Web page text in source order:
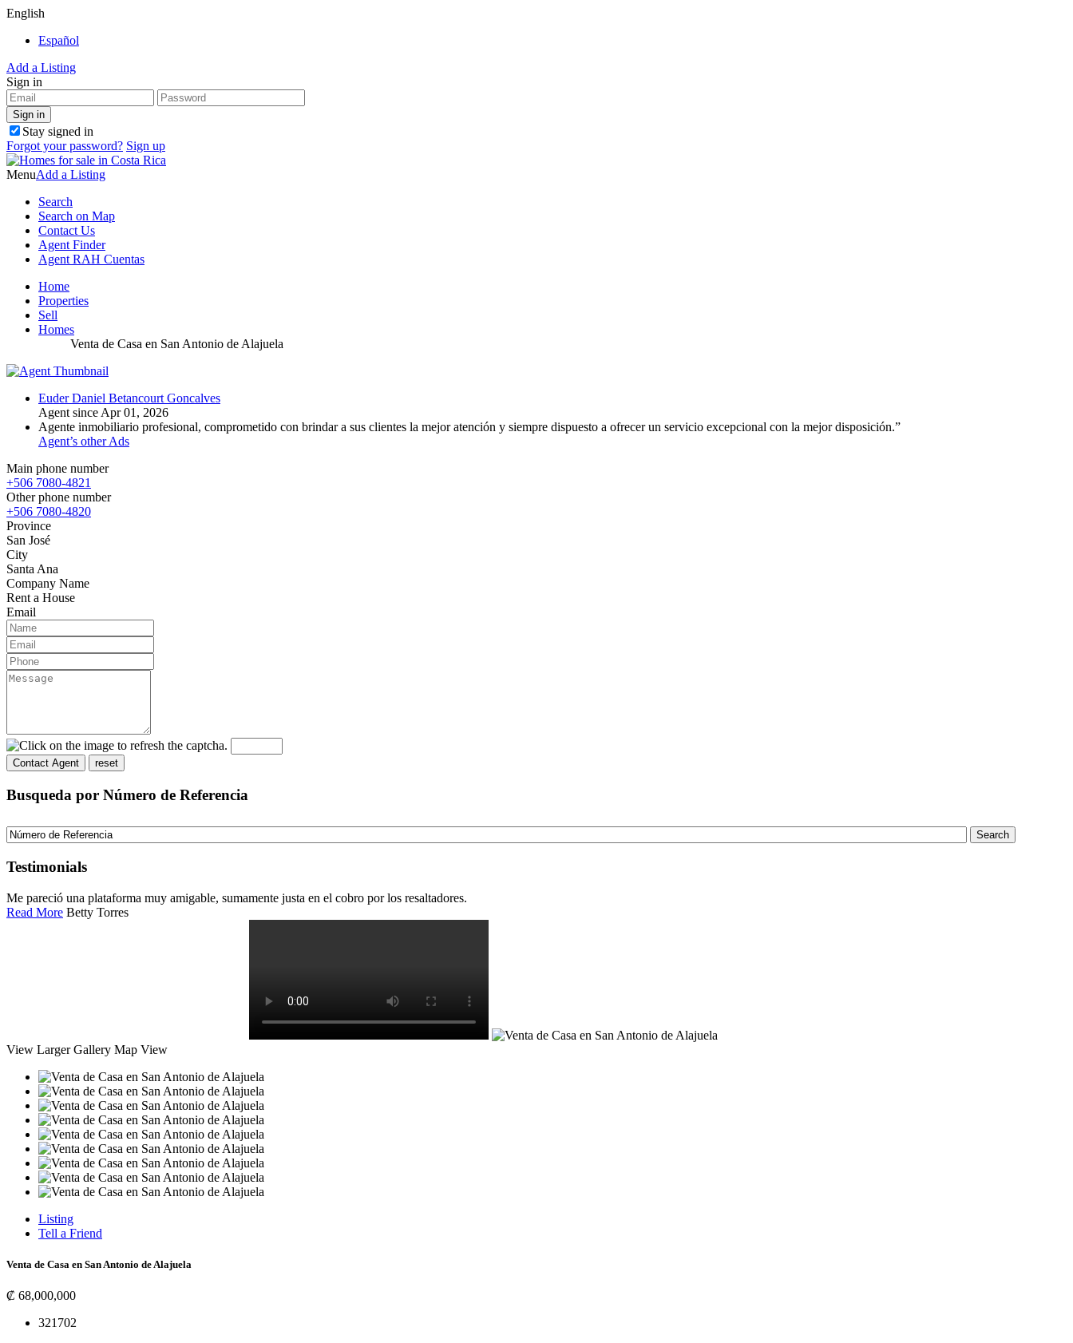
English
Español
Add a Listing
Sign in
Stay signed in
Forgot your password? Sign up
MenuAdd a Listing
Search
Search on Map
Contact Us
Agent Finder
Agent RAH Cuentas
Home
Properties
Sell
Homes
Venta de Casa en San Antonio de Alajuela
Euder Daniel Betancourt Goncalves
Agent since Apr 01, 2026
Agente inmobiliario profesional, comprometido con brindar a sus clientes la mejor atención y siempre dispuesto a ofrecer un servicio excepcional con la mejor disposición.”
Agent’s other Ads
Main phone number
+506 7080-4821
Other phone number
+506 7080-4820
Province
San José
City
Santa Ana
Company Name
Rent a House
Email
Busqueda por Número de Referencia
Testimonials
Me pareció una plataforma muy amigable, sumamente justa en el cobro por los resaltadores.
Read More Betty Torres
View Larger Gallery Map View
Listing
Tell a Friend
Venta de Casa en San Antonio de Alajuela
₡ 68,000,000
321702